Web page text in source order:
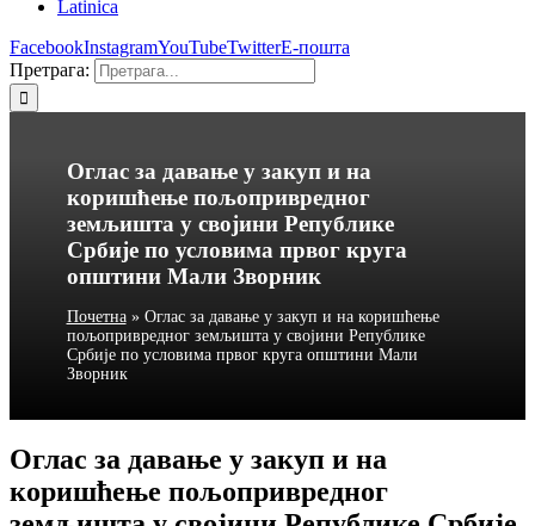
Latinica
FacebookInstagramYouTubeTwitterЕ-пошта
Претрага:
Оглас за давање у закуп и на
коришћење пољопривредног
земљишта у својини Републике
Србије по условима првог круга
општини Мали Зворник
Почетна» Оглас за давање у закуп и на коришћење
пољопривредног земљишта у својини Републике
Србије по условима првог круга општини Мали
Зворник
Оглас за давање у закуп и на
коришћење пољопривредног